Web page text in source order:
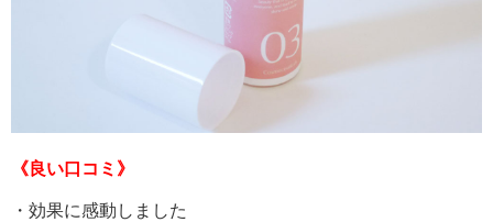
《良い口コミ》
・効果に感動しました